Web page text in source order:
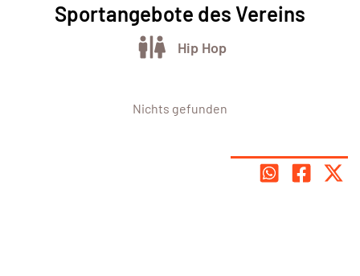
Sportangebote des Vereins
Hip Hop
Nichts gefunden